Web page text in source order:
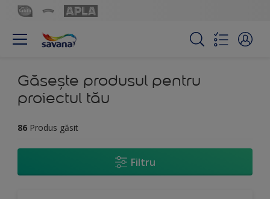
Găsește produsul pentru
proiectul tău
86 Produs găsit
Filtru